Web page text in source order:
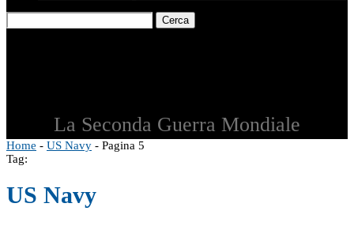
Cerca
La Seconda Guerra Mondiale
Home - US Navy - Pagina 5
Tag:
US Navy